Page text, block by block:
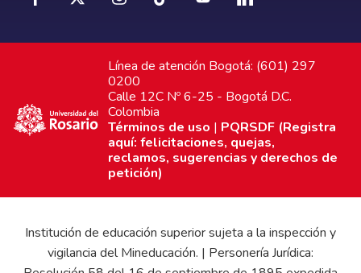
Línea de atención Bogotá: (601) 297
0200
Calle 12C Nº 6-25 - Bogotá D.C.
Colombia
Términos de uso | PQRSDF (Registra
aquí: felicitaciones, quejas,
reclamos, sugerencias y derechos de
petición)
Institución de educación superior sujeta a la inspección y
vigilancia del Mineducación. | Personería Jurídica: